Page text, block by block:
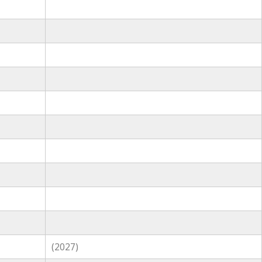
(2027)